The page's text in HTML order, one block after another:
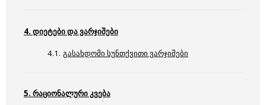
4. დიეტები და ვარჯიშები
4.1. გასახდომი სუნთქვითი ვარჯიშები
5. რაციონალური კვება